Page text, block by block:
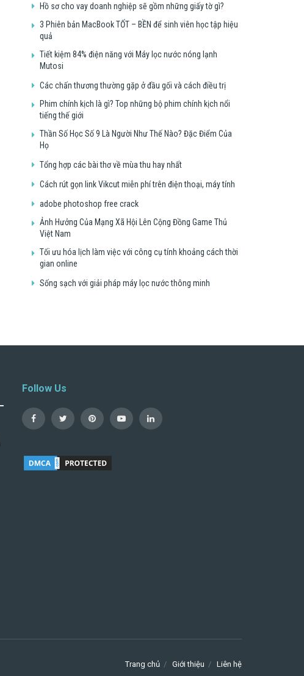
Hồ sơ cho vay doanh nghiệp sẽ gồm những giấy tờ gì?
3 Phiên bản MacBook TỐT – BỀN để sinh viên học tập hiệu
quả
Tiết kiệm 84% điện năng với Máy lọc nước nóng lạnh
Mutosi
Các chấn thương thường gặp ở đầu gối và cách điều trị
Phim chính kịch là gì? Top những bộ phim chính kịch nổi
tiếng thế giới
Thần Số Học Số 9 Là Người Như Thế Nào? Đặc Điểm Của
Họ
Tổng hợp các bài thơ về mùa thu hay nhất
Cách rút gọn link Vikcut miễn phí trên điện thoại, máy tính
adobe photoshop free crack
Ảnh Hưởng Của Mạng Xã Hội Lên Cộng Đồng Game Thủ
Việt Nam
Tối ưu hóa lịch làm việc với công cụ tính khoảng cách thời
gian online
Sống sạch với giải pháp máy lọc nước thông minh
Follow Us
Trang chủ Giới thiệu Liên hệ